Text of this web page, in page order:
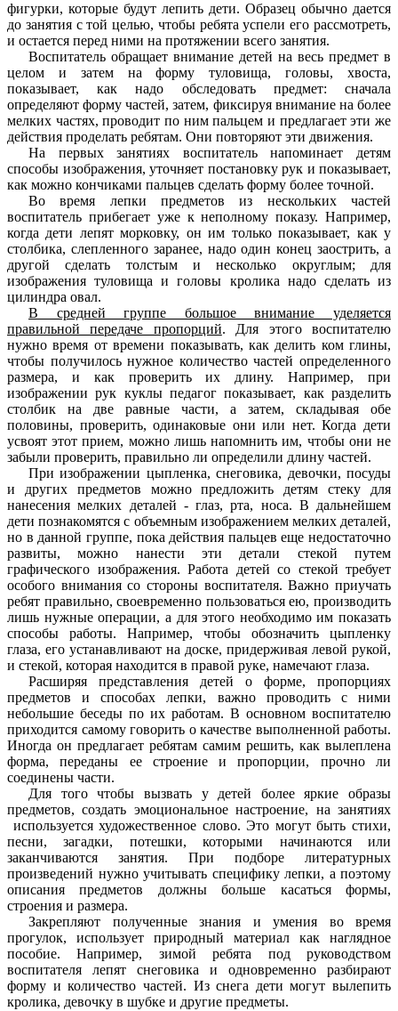
фигурки, которые будут лепить дети. Образец обычно дается
до занятия с той целью, чтобы ребята успели его рассмотреть,
и остается перед ними на протяжении всего занятия.
Воспитатель обращает внимание детей на весь предмет в
целом и затем на форму туловища, головы, хвоста,
показывает, как надо обследовать предмет: сначала
определяют форму частей, затем, фиксируя внимание на более
мелких частях, проводит по ним пальцем и предлагает эти же
действия проделать ребятам. Они повторяют эти движения.
На первых занятиях воспитатель напоминает детям
способы изображения, уточняет постановку рук и показывает,
как можно кончиками пальцев сделать форму более точной.
Во время лепки предметов из нескольких частей
воспитатель прибегает уже к неполному показу. Например,
когда дети лепят морковку, он им только показывает, как у
столбика, слепленного заранее, надо один конец заострить, а
другой сделать толстым и несколько округлым; для
изображения туловища и головы кролика надо сделать из
цилиндра овал.
В средней группе большое внимание уделяется
правильной передаче пропорций. Для этого воспитателю
нужно время от времени показывать, как делить ком глины,
чтобы получилось нужное количество частей определенного
размера, и как проверить их длину. Например, при
изображении рук куклы педагог показывает, как разделить
столбик на две равные части, а затем, складывая обе
половины, проверить, одинаковые они или нет. Когда дети
усвоят этот прием, можно лишь напомнить им, чтобы они не
забыли проверить, правильно ли определили длину частей.
При изображении цыпленка, снеговика, девочки, посуды
и других предметов можно предложить детям стеку для
нанесения мелких деталей - глаз, рта, носа. В дальнейшем
дети познакомятся с объемным изображением мелких деталей,
но в данной группе, пока действия пальцев еще недостаточно
развиты, можно нанести эти детали стекой путем
графического изображения. Работа детей со стекой требует
особого внимания со стороны воспитателя. Важно приучать
ребят правильно, своевременно пользоваться ею, производить
лишь нужные операции, а для этого необходимо им показать
способы работы. Например, чтобы обозначить цыпленку
глаза, его устанавливают на доске, придерживая левой рукой,
и стекой, которая находится в правой руке, намечают глаза.
Расширяя представления детей о форме, пропорциях
предметов и способах лепки, важно проводить с ними
небольшие беседы по их работам. В основном воспитателю
приходится самому говорить о качестве выполненной работы.
Иногда он предлагает ребятам самим решить, как вылеплена
форма, переданы ее строение и пропорции, прочно ли
соединены части.
Для того чтобы вызвать у детей более яркие образы
предметов, создать эмоциональное настроение, на занятиях
используется художественное слово. Это могут быть стихи,
песни, загадки, потешки, которыми начинаются или
заканчиваются занятия. При подборе литературных
произведений нужно учитывать специфику лепки, а поэтому
описания предметов должны больше касаться формы,
строения и размера.
Закрепляют полученные знания и умения во время
прогулок, использует природный материал как наглядное
пособие. Например, зимой ребята под руководством
воспитателя лепят снеговика и одновременно разбирают
форму и количество частей. Из снега дети могут вылепить
кролика, девочку в шубке и другие предметы.